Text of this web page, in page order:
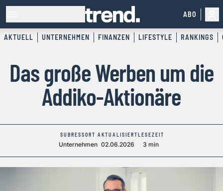
ABO
AKTUELL UNTERNEHMEN FINANZEN LIFESTYLE RANKINGS
Das große Werben um die
Addiko-Aktionäre
SUBRESSORT
Unternehmen
AKTUALISIERT
02.06.2026
LESEZEIT
3 min